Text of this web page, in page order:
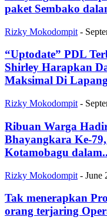
paket Sembako
Rizky Mokodompit -
“Uptodate” PDL
Shirley Harapkan
Maksimal Di
Rizky Mokodompit -
Ribuan Warga
Bhayangkara Ke-
Kotamobagu
Rizky Mokodompit - June
Tak menerapkan
orang terjaring